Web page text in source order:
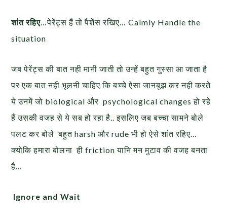
शांत रहिए…पेरेंट्स हैं तो पैशेंस रखिए… Calmly Handle the
situation
जब पेरेंट्स की बात नही मानी जाती तो उन्हें बहुत गुस्सा आ जाता है
पर एक बात नही भूलनी चाहिए कि बच्चे ऐसा जानबूझ कर नही करते
ये उनमें जो biological और psychological changes हो रहे
हैं उसकी वजह से ये सब हो रहा है.. इसलिए जब बच्चा सामने बोले
पलट कर बोले बहुत harsh और rude भी हो ऐसे शांत रहिए…
क्योकि हमारा बोलना ही friction यानि मन मुटाव की वजह बनता
है…
Ignore and Wait